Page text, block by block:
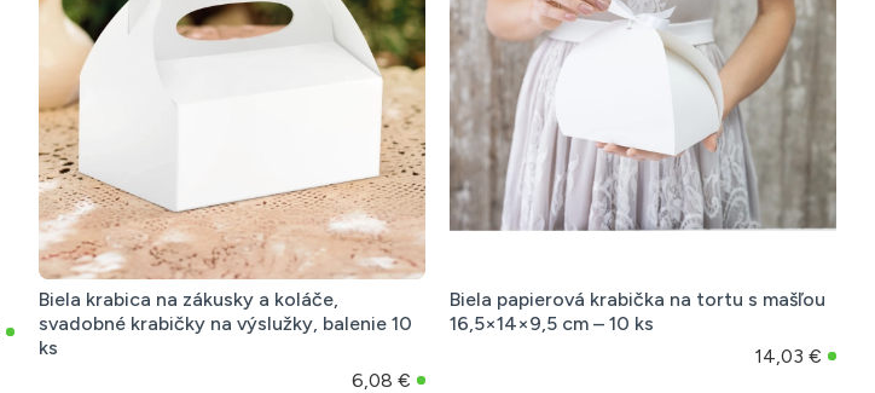
Biela krabica na zákusky a koláče,
svadobné krabičky na výslužky, balenie 10
ks
6,08 €
Biela papierová krabička na tortu s mašľou
16,5×14×9,5 cm – 10 ks
14,03 €